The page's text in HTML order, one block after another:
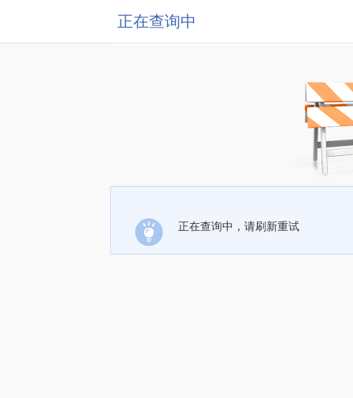
正在查询中
正在查询中，请刷新重试